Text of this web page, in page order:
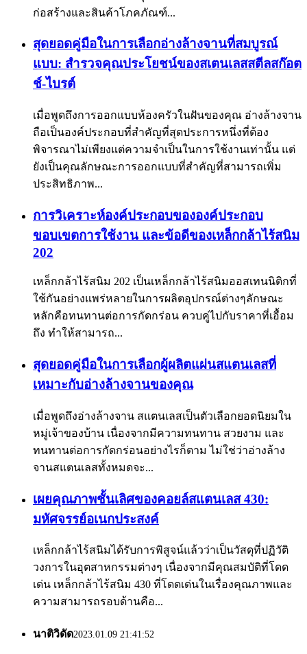
ก่อสร้างและสินค้าโภคภัณฑ์...
สุดยอดคู่มือในการเลือกอ่างล้างจานที่สมบูรณ์
แบบ: สำรวจคุณประโยชน์ของสเตนเลสสตีลสก๊อต
ช์-ไบรต์
เมื่อพูดถึงการออกแบบห้องครัวในฝันของคุณ อ่างล้างจาน
ถือเป็นองค์ประกอบที่สำคัญที่สุดประการหนึ่งที่ต้อง
พิจารณาไม่เพียงแต่ความจำเป็นในการใช้งานเท่านั้น แต่
ยังเป็นคุณลักษณะการออกแบบที่สำคัญที่สามารถเพิ่ม
ประสิทธิภาพ...
การวิเคราะห์องค์ประกอบขององค์ประกอบ
ขอบเขตการใช้งาน และข้อดีของเหล็กกล้าไร้สนิม
202
เหล็กกล้าไร้สนิม 202 เป็นเหล็กกล้าไร้สนิมออสเทนนิติกที่
ใช้กันอย่างแพร่หลายในการผลิตอุปกรณ์ต่างๆลักษณะ
หลักคือทนทานต่อการกัดกร่อน ควบคู่ไปกับราคาที่เอื้อม
ถึง ทำให้สามารถ...
สุดยอดคู่มือในการเลือกผู้ผลิตแผ่นสแตนเลสที่
เหมาะกับอ่างล้างจานของคุณ
เมื่อพูดถึงอ่างล้างจาน สแตนเลสเป็นตัวเลือกยอดนิยมใน
หมู่เจ้าของบ้าน เนื่องจากมีความทนทาน สวยงาม และ
ทนทานต่อการกัดกร่อนอย่างไรก็ตาม ไม่ใช่ว่าอ่างล้าง
จานสแตนเลสทั้งหมดจะ...
เผยคุณภาพชั้นเลิศของคอยล์สแตนเลส 430:
มหัศจรรย์อเนกประสงค์
เหล็กกล้าไร้สนิมได้รับการพิสูจน์แล้วว่าเป็นวัสดุที่ปฏิวัติ
วงการในอุตสาหกรรมต่างๆ เนื่องจากมีคุณสมบัติที่โดด
เด่น เหล็กกล้าไร้สนิม 430 ที่โดดเด่นในเรื่องคุณภาพและ
ความสามารถรอบด้านคือ...
นาติวิดัด2023.01.09 21:41:52